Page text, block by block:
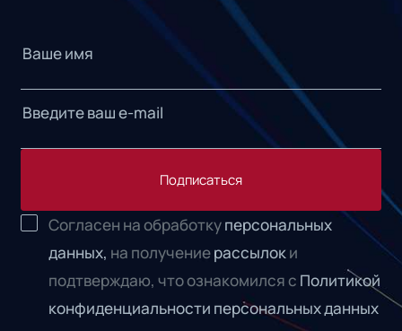
Подписаться
Согласен на обработкуперсональных
данных, на получениерассылоки
подтверждаю, что ознакомился с Политикой
конфиденциальности персональных данных